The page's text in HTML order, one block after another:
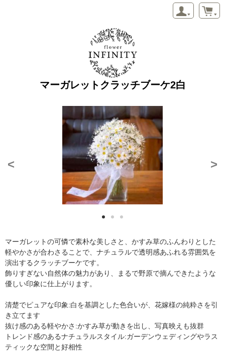
マーガレットクラッチブーケ2白
< >
マーガレットの可憐で素朴な美しさと、かすみ草のふんわりとした
軽やかさが合わさることで、ナチュラルで透明感あふれる雰囲気を
演出するクラッチブーケです。
飾りすぎない自然体の魅力があり、まるで野原で摘んできたような
優しい印象に仕上がります。
清楚でピュアな印象:白を基調とした色合いが、花嫁様の純粋さを引
き立てます
抜け感のある軽やかさ:かすみ草が動きを出し、写真映えも抜群
トレンド感のあるナチュラルスタイル:ガーデンウェディングやラス
ティックな空間と好相性